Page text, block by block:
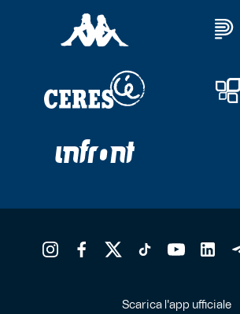
Scarica l'app ufficiale